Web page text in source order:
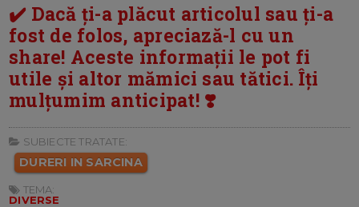
✔️ Dacă ți-a plăcut articolul sau ți-a
fost de folos, apreciază-l cu un
share! Aceste informații le pot fi
utile și altor mămici sau tătici. Îți
mulțumim anticipat! ❣️
SUBIECTE TRATATE:
DURERI IN SARCINA
TEMA:
DIVERSE